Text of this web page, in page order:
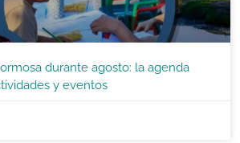
durante agosto: la agenda
y eventos